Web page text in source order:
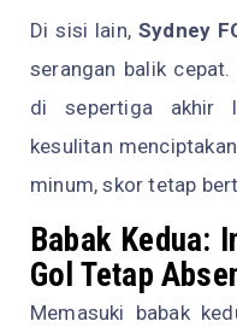
Di sisi lain,Sydney
serangan balik
di sepertiga akhir
kesulitan
minum, skor tetap
Babak Kedua:
Gol Tetap
Memasuki babak